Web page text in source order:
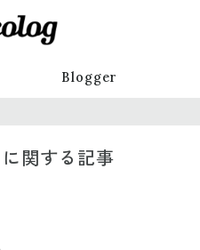
Blogger
関する記事